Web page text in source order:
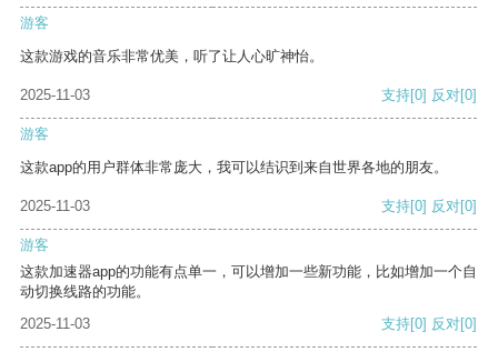
游客
这款游戏的音乐非常优美，听了让人心旷神怡。
2025-11-03 支持[0] 反对[0]
游客
这款app的用户群体非常庞大，我可以结识到来自世界各地的朋友。
2025-11-03 支持[0] 反对[0]
游客
这款加速器app的功能有点单一，可以增加一些新功能，比如增加一个自
动切换线路的功能。
2025-11-03
支持[0] 反对[0]